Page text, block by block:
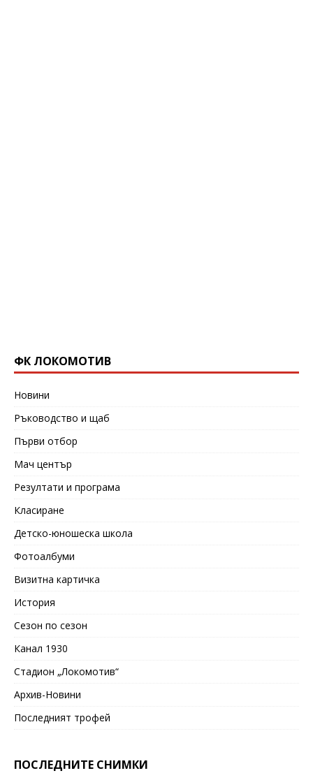
ФК ЛОКОМОТИВ
Новини
Ръководство и щаб
Първи отбор
Мач център
Резултати и програма
Класиране
Детско-юношеска школа
Фотоалбуми
Визитна картичка
История
Сезон по сезон
Канал 1930
Стадион „Локомотив“
Архив-Новини
Последният трофей
ПОСЛЕДНИТЕ СНИМКИ